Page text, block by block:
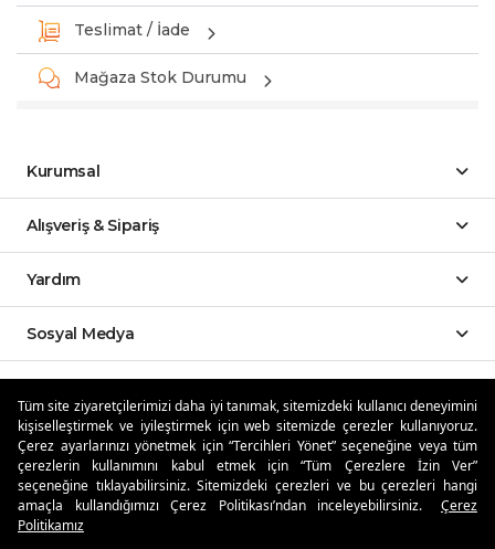
Tüm site ziyaretçilerimizi daha iyi tanımak, sitemizdeki kullanıcı deneyimini
kişiselleştirmek ve iyileştirmek için web sitemizde çerezler kullanıyoruz.
Çerez ayarlarınızı yönetmek için “Tercihleri Yönet” seçeneğine veya tüm
çerezlerin kullanımını kabul etmek için “Tüm Çerezlere İzin Ver”
seçeneğine tıklayabilirsiniz. Sitemizdeki çerezleri ve bu çerezleri hangi
amaçla kullandığımızı Çerez Politikası’ndan inceleyebilirsiniz.
Çerez
Politikamız
Teslimat / İade
Mağaza Stok Durumu
Kurumsal
Alışveriş & Sipariş
Yardım
Sosyal Medya
Özdilekteyim'de Taksit Avantajları
Güvenli Alışveriş